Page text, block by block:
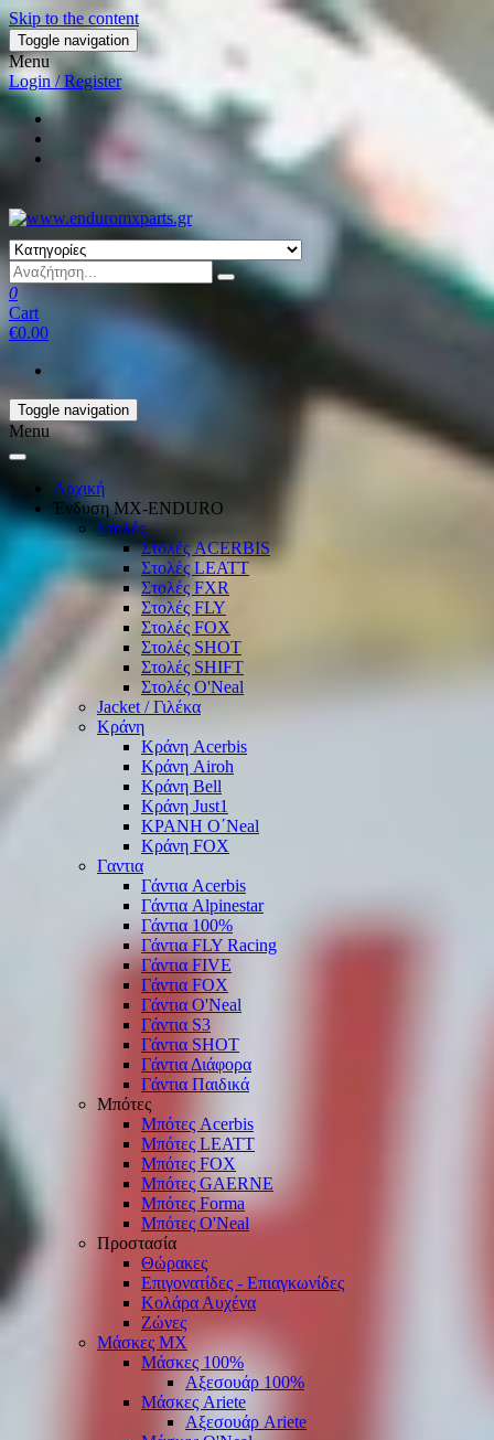
Skip to the content
Toggle navigation
Menu
Login / Register
0
Cart
€0.00
Toggle navigation
Menu
Αρχική
Ένδυση ΜΧ-ΕΝDURO
Στολές
Στολές ACERBIS
Στολές LEATT
Στολές FXR
Στολές FLY
Στολές FOX
Στολές SHOT
Στολές SHIFT
Στολές O'Neal
Jacket / Γιλέκα
Κράνη
Κράνη Acerbis
Κράνη Airoh
Κράνη Bell
Κράνη Just1
ΚΡΑΝΗ O΄Νeal
Κράνη FOX
Γαντια
Γάντια Acerbis
Γάντια Alpinestar
Γάντια 100%
Γάντια FLY Racing
Γάντια FIVE
Γάντια FOX
Γάντια O'Νeal
Γάντια S3
Γάντια SHOT
Γάντια Διάφορα
Γάντια Παιδικά
Μπότες
Μπότες Acerbis
Μπότες LEATT
Μπότες FOX
Μπότες GAERNE
Μπότες Forma
Μπότες O'Neal
Προστασία
Θώρακες
Επιγονατίδες - Επιαγκωνίδες
Κολάρα Αυχένα
Ζώνες
Μάσκες ΜΧ
Μάσκες 100%
Αξεσουάρ 100%
Μάσκες Ariete
Αξεσουάρ Ariete